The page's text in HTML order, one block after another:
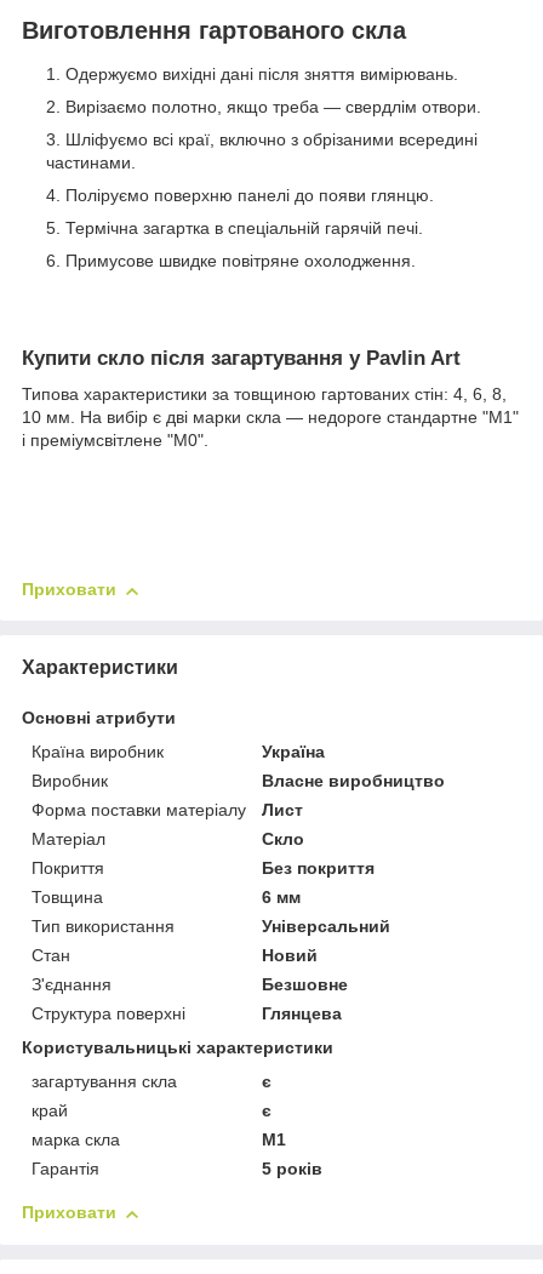
Виготовлення гартованого скла
Одержуємо вихідні дані після зняття вимірювань.
Вирізаємо полотно, якщо треба — свердлім отвори.
Шліфуємо всі краї, включно з обрізаними всередині
частинами.
Поліруємо поверхню панелі до появи глянцю.
Термічна загартка в спеціальній гарячій печі.
Примусове швидке повітряне охолодження.
Купити скло після загартування у Pavlin Art
Типова характеристики за товщиною гартованих стін: 4, 6, 8,
10 мм. На вибір є дві марки скла — недороге стандартне "М1"
і преміумсвітлене "М0".
Приховати
Характеристики
Основні атрибути
Країна виробник
Україна
Виробник
Власне виробництво
Форма поставки матеріалу
Лист
Матеріал
Скло
Покриття
Без покриття
Товщина
6 мм
Тип використання
Універсальний
Стан
Новий
З'єднання
Безшовне
Структура поверхні
Глянцева
Користувальницькі характеристики
загартування скла
є
край
є
марка скла
М1
Гарантія
5 років
Приховати